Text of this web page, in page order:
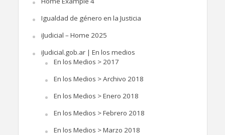
Igualdad de género en la Justicia
iJudicial – Home 2025
iJudicial.gob.ar | En los medios
En los Medios > 2017
En los Medios > Archivo 2018
En los Medios > Enero 2018
En los Medios > Febrero 2018
En los Medios > Marzo 2018